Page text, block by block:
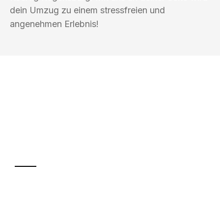
dein Umzug zu einem stressfreien und
angenehmen Erlebnis!